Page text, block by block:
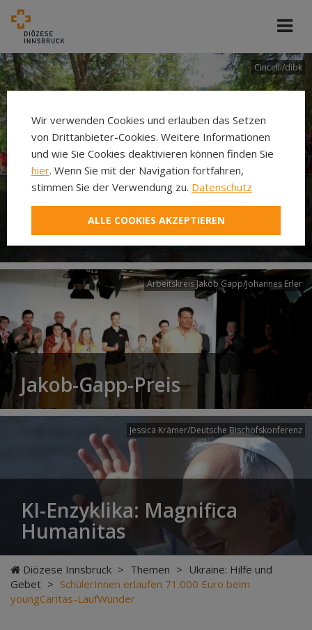
Cincelli/dibk
Neuer Pilgerweg Via
Laudato si’
Arbeitskreis Jakob Gapp/Johannes Erler
Jakob-Gapp-Preis
Jessica Krämer/Deutsche Bischofskonferenz
KI-Enzyklika: Magnifica
Humanitas
Diözese Innsbruck > Themen > Ukraine: Hilfe und
Gebet > SchülerInnen erlaufen 71.000 Euro beim
youngCaritas-LaufWunder
Wir verwenden Cookies und erlauben das Setzen
von Drittanbieter-Cookies. Weitere Informationen
und wie Sie Cookies deaktivieren können finden Sie
hier. Wenn Sie mit der Navigation fortfahren,
stimmen Sie der Verwendung zu. Datenschutz
ALLE COOKIES AKZEPTIEREN